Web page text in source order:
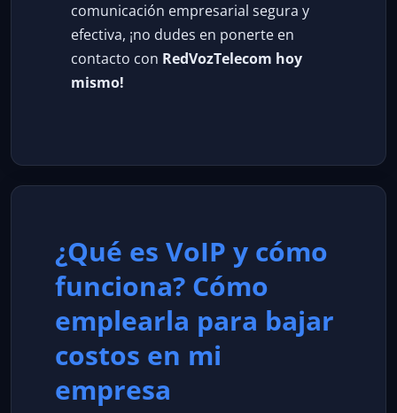
comunicación empresarial segura y
efectiva, ¡no dudes en ponerte en
contacto con RedVozTelecom hoy
mismo!
¿Qué es VoIP y cómo
funciona? Cómo
emplearla para bajar
costos en mi
empresa